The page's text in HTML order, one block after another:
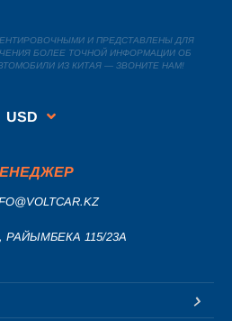
И ПРЕДСТАВЛЕНЫ ДЛЯ
БОЛЕЕ ТОЧНОЙ ИНФОРМАЦИИ ОБ
ИЗ КИТАЯ — ЗВОНИТЕ НАМ!
USD
115/23A